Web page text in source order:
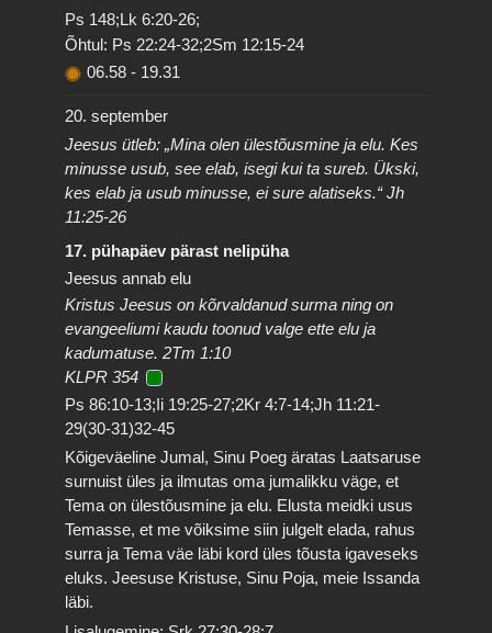
Ps 148;Lk 6:20-26;
Õhtul: Ps 22:24-32;2Sm 12:15-24
06.58 - 19.31
20. september
Jeesus ütleb: „Mina olen ülestõusmine ja elu. Kes
minusse usub, see elab, isegi kui ta sureb. Ükski,
kes elab ja usub minusse, ei sure alatiseks.“ Jh
11:25-26
17. pühapäev pärast nelipüha
Jeesus annab elu
Kristus Jeesus on kõrvaldanud surma ning on
evangeeliumi kaudu toonud valge ette elu ja
kadumatuse. 2Tm 1:10
KLPR 354
Ps 86:10-13;Ii 19:25-27;2Kr 4:7-14;Jh 11:21-
29(30-31)32-45
Kõigeväeline Jumal, Sinu Poeg äratas Laatsaruse
surnuist üles ja ilmutas oma jumalikku väge, et
Tema on ülestõusmine ja elu. Elusta meidki usus
Temasse, et me võiksime siin julgelt elada, rahus
surra ja Tema väe läbi kord üles tõusta igaveseks
eluks. Jeesuse Kristuse, Sinu Poja, meie Issanda
läbi.